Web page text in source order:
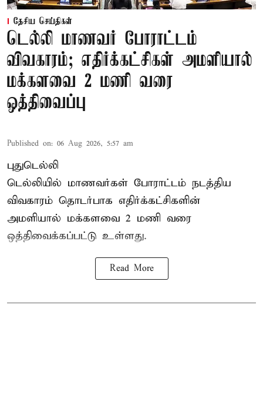
தேசிய செய்திகள்
டெல்லி மாணவர் போராட்டம்
விவகாரம்; எதிர்க்கட்சிகள் அமளியால்
மக்களவை 2 மணி வரை
ஒத்திவைப்பு
Published on: 06 Aug 2026, 5:57 am
புதுடெல்லி
டெல்லியில் மாணவர்கள் போராட்டம் நடத்திய
விவகாரம் தொடர்பாக எதிர்க்கட்சிகளின்
அமளியால் மக்களவை 2 மணி வரை
ஒத்திவைக்கப்பட்டு உள்ளது.
Read More